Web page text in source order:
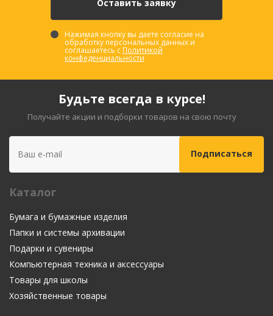
Нажимая кнопку вы даете согласие на
обработку персональных данных и
соглашаетесь с Политикой
конфеденциальности
Будьте всегда в курсе!
Получайте акции и подборки товаров на свою почту
Каталог
Бумага и бумажные изделия
Папки и системы архивации
Подарки и сувениры
Компьютерная техника и аксессуары
Товары для школы
Хозяйственные товары